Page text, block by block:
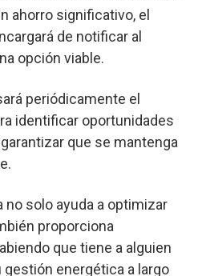
ahorro significativo, el
de notificar al
opción viable.
periódicamente el
identificar oportunidades
que se mantenga
no solo ayuda a optimizar
proporciona
que tiene a alguien
energética a largo